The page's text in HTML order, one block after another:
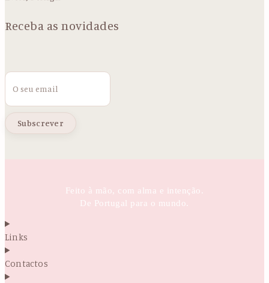
Receba as novidades
Email
Feito à mão, com alma e intenção.
De Portugal para o mundo.
Links
Contactos